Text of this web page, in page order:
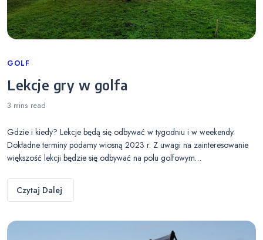
Categories
GOLF
Lekcje gry w golfa
3 mins read
Gdzie i kiedy? Lekcje będą się odbywać w tygodniu i w weekendy.
Dokładne terminy podamy wiosną 2023 r. Z uwagi na zainteresowanie
większość lekcji będzie się odbywać na polu golfowym…
Czytaj Dalej